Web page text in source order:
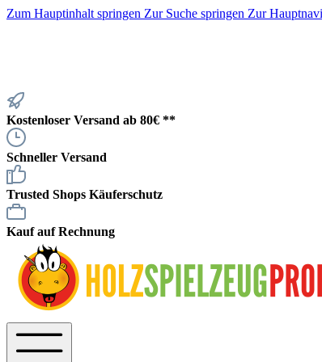
Zum Hauptinhalt springen Zur Suche springen Zur
Kostenloser Versand ab 80€ **
Schneller Versand
Trusted Shops Käuferschutz
Kauf auf Rechnung